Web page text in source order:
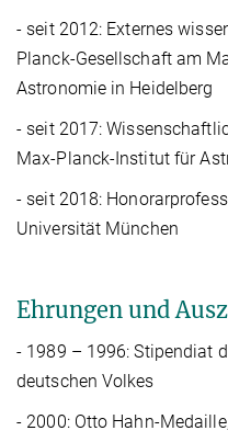
- seit 2012: Externes
Planck-Gesellschaft am
Astronomie in Heidelberg
- seit 2017:
Max-Planck-Institut für
- seit 2018:
Universität München
Ehrungen und
- 1989 – 1996: Stipendiat
deutschen Volkes
- 2000: Otto Hahn-